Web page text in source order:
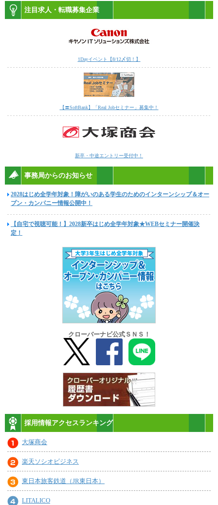
注目求人・転職募集企業
1Dayイベント【8/12〆切！】
【〓SoftBank】「Real Jobセミナー」募集中！
新卒・中途エントリー受付中！
事務局からのお知らせ
2028はじめ全学年対象！障がいのある学生のためのインターンシップ＆オー
プン・カンパニー情報公開中！
【自宅で視聴可能！】2028新卒はじめ全学年対象★WEBセミナー開催決
定！
クローバーナビ公式ＳＮＳ！
採用情報アクセスランキング
大塚商会
楽天ソシオビジネス
東日本旅客鉄道（JR東日本）
LITALICO